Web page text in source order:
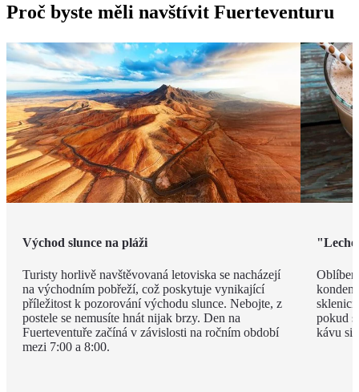
Proč byste měli navštívit Fuerteventuru
Východ slunce na pláži
Turisty horlivě navštěvovaná letoviska se nacházejí
na východním pobřeží, což poskytuje vynikající
příležitost k pozorování východu slunce. Nebojte, z
postele se nemusíte hnát nijak brzy. Den na
Fuerteventuře začíná v závislosti na ročním období
mezi 7:00 a 8:00.
pokud
kávu si